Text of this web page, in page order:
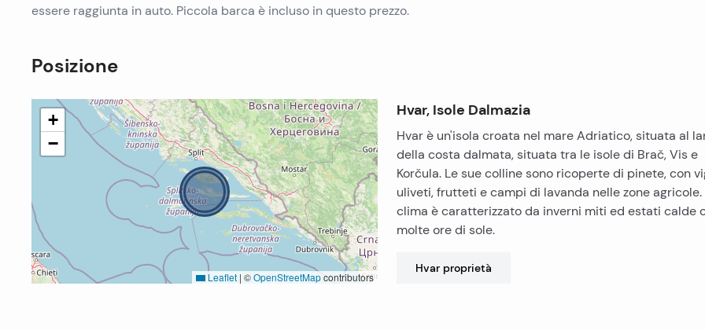
essere raggiunta in auto. Piccola barca è incluso in questo prezzo.
Posizione
+
−
Leaflet | ©OpenStreetMapcontributors
Hvar, Isole Dalmazia
Hvar è un'isola croata nel mare Adriatico, situata al
della costa dalmata, situata tra le isole di Brač, Vis e
Korčula. Le sue colline sono ricoperte di pinete, con
uliveti, frutteti e campi di lavanda nelle zone agricole.
clima è caratterizzato da inverni miti ed estati calde
molte ore di sole.
Hvar proprietà